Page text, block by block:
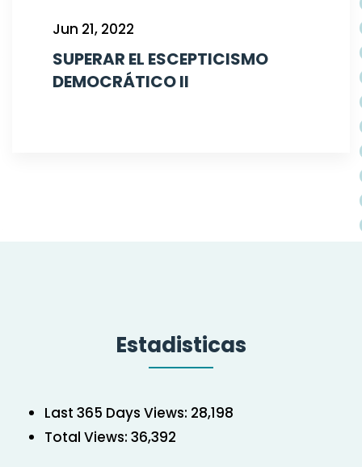
Jun 21, 2022
SUPERAR EL ESCEPTICISMO
DEMOCRÁTICO II
Estadisticas
Last 365 Days Views: 28,198
Total Views: 36,392